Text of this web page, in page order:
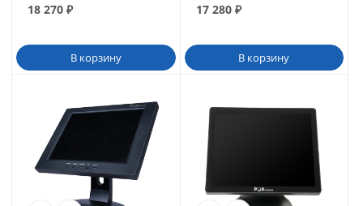
18 270 ₽
В корзину
17 280₽
В корзину